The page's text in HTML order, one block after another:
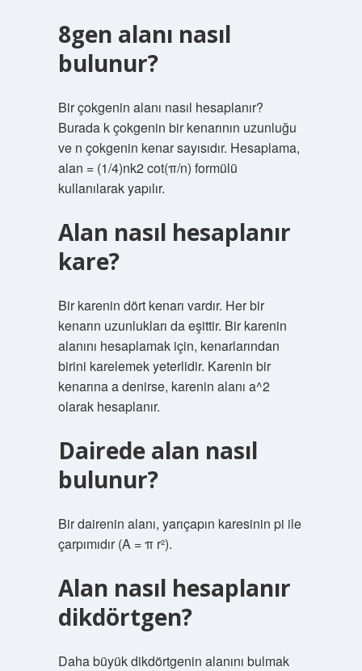
8gen alanı nasıl
bulunur?
Bir çokgenin alanı nasıl hesaplanır?
Burada k çokgenin bir kenarının uzunluğu
ve n çokgenin kenar sayısıdır. Hesaplama,
alan = (1/4)nk2 cot(π/n) formülü
kullanılarak yapılır.
Alan nasıl hesaplanır
kare?
Bir karenin dört kenarı vardır. Her bir
kenarın uzunlukları da eşittir. Bir karenin
alanını hesaplamak için, kenarlarından
birini karelemek yeterlidir. Karenin bir
kenarına a denirse, karenin alanı a^2
olarak hesaplanır.
Dairede alan nasıl
bulunur?
Bir dairenin alanı, yarıçapın karesinin pi ile
çarpımıdır (A = π r²).
Alan nasıl hesaplanır
dikdörtgen?
Daha büyük dikdörtgenin alanını bulmak